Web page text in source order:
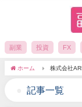
副業 投資 FX
ホーム 株式会社
記事一覧